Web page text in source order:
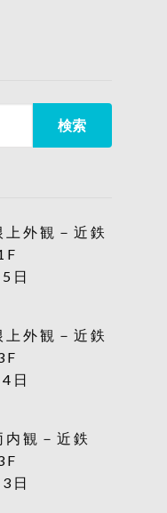
上外観－近鉄
日
上外観－近鉄
日
内観－近鉄
日